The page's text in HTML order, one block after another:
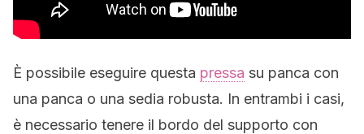
È possibile eseguire questa pressa su panca con
una panca o una sedia robusta. In entrambi i casi,
è necessario tenere il bordo del supporto con